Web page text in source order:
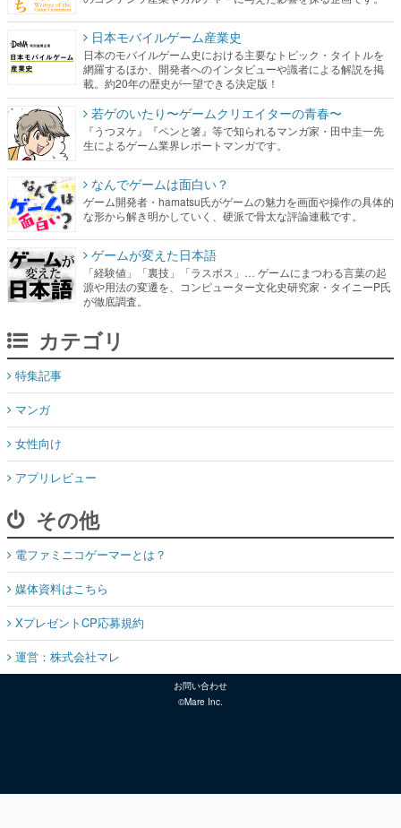
日本モバイルゲーム産業史
日本のモバイルゲーム史における主要なトピック・タイトルを
網羅するほか、開発者へのインタビューや識者による解説を掲
載。約20年の歴史が一望できる決定版！
若ゲのいたり〜ゲームクリエイターの青春〜
『うつヌケ』『ペンと箸』等で知られるマンガ家・田中圭一先
生によるゲーム業界レポートマンガです。
なんでゲームは面白い？
ゲーム開発者・hamatsu氏がゲームの魅力を画面や操作の具体的
な形から解き明かしていく、硬派で骨太な評論連載です。
ゲームが変えた日本語
「経験値」「裏技」「ラスボス」… ゲームにまつわる言葉の起
源や用法の変遷を、コンピューター文化史研究家・タイニーP氏
が徹底調査。
カテゴリ
特集記事
マンガ
女性向け
アプリレビュー
その他
電ファミニコゲーマーとは？
媒体資料はこちら
XプレゼントCP応募規約
運営：株式会社マレ
お問い合わせ
©Mare Inc.